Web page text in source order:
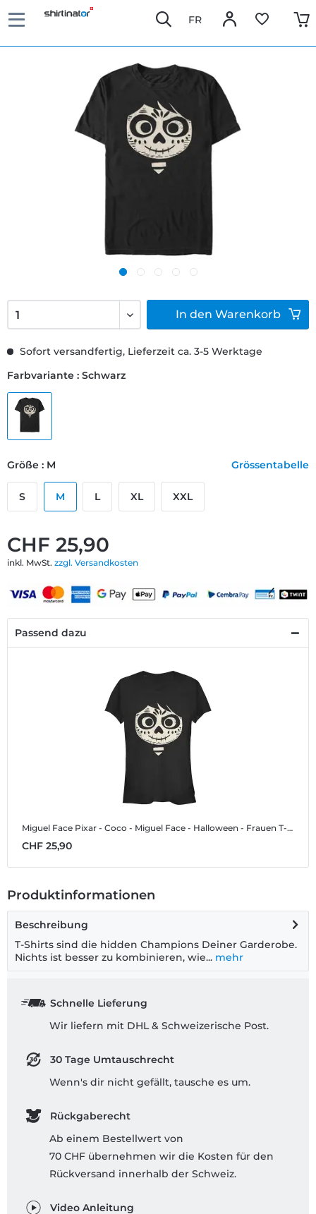
FR
CHF 25,90
inkl. MwSt. zzgl. Versandkosten
Sofort versandfertig, Lieferzeit ca. 3-5 Werktage
Farbvariante : Schwarz
Größe : M Grössentabelle
S M L XL XXL
In den Warenkorb
Passend dazu
Miguel Face Pixar - Coco - Miguel Face - Halloween - Frauen T-Shirt
CHF 25,90
Produktinformationen
Beschreibung
T-Shirts sind die hidden Champions Deiner Garderobe.
Nichts ist besser zu kombinieren, wie... mehr
Schnelle Lieferung
Wir liefern mit DHL & Schweizerische Post.
30 Tage Umtauschrecht
Wenn's dir nicht gefällt, tausche es um.
Rückgaberecht
Ab einem Bestellwert von
70 CHF übernehmen wir die Kosten für den
Rückversand innerhalb der Schweiz.
Video Anleitung